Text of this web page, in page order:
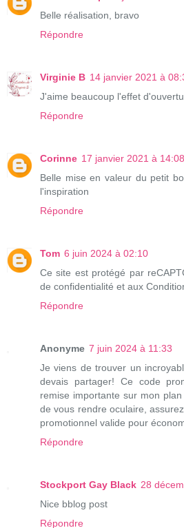
Belle réalisation, bravo
Répondre
Virginie B 14 janvier 2021 à
J'aime beaucoup l'effet
Répondre
Corinne 17 janvier 2021 à 14:08
Belle mise en valeur du petit
l'inspiration
Répondre
Tom 6 juin 2024 à 02:10
Ce site est protégé par
de confidentialité et aux
Répondre
Anonyme 7 juin 2024 à 11:33
Je viens de trouver un
devais partager! Ce code
remise importante sur mon
de vous rendre oculaire,
promotionnel valide pour
Répondre
Stockport Gay Black 28
Nice bblog post
Répondre